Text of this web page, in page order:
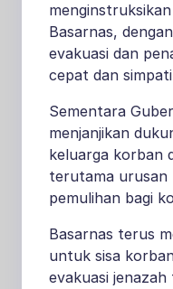
Basarnas,
evakuasi dan
cepat dan
Sementara
menjanjikan
keluarga korban
terutama urusan
pemulihan bagi
Basarnas terus
untuk sisa
evakuasi